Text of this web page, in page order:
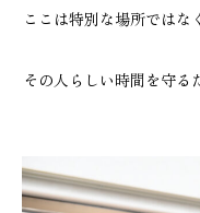
ここは特別な場所ではな
その人らしい時間を守る